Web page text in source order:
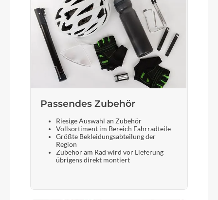
Passendes Zubehör
Riesige Auswahl an Zubehör
Vollsortiment im Bereich Fahrradteile
Größte Bekleidungsabteilung der
Region
Zubehör am Rad wird vor Lieferung
übrigens direkt montiert